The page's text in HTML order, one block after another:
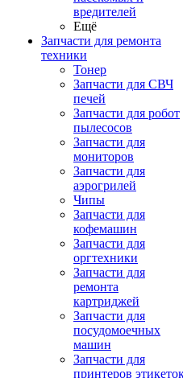
вредителей
Ещё
Запчасти для ремонта
техники
Тонер
Запчасти для СВЧ
печей
Запчасти для робот
пылесосов
Запчасти для
мониторов
Запчасти для
аэрогрилей
Чипы
Запчасти для
кофемашин
Запчасти для
оргтехники
Запчасти для
ремонта
картриджей
Запчасти для
посудомоечных
машин
Запчасти для
принтеров